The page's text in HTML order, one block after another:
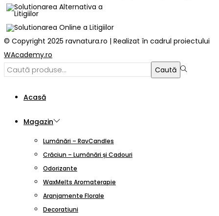
© Copyright 2025 ravnatura.ro | Realizat în cadrul proiectului
WAcademy.ro
Caută:>
Caută
Acasă
Magazin
Lumânări – RavCandles
Crăciun – Lumânări și Cadouri
Odorizante
WaxMelts Aromaterapie
Aranjamente Florale
Decoratiuni